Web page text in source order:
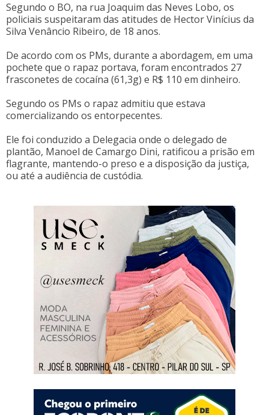
Segundo o BO, na rua Joaquim das Neves Lobo, os
policiais suspeitaram das atitudes de Hector Vinícius da
Silva Venâncio Ribeiro, de 18 anos.
De acordo com os PMs, durante a abordagem, em uma
pochete que o rapaz portava, foram encontrados 27
frasconetes de cocaína (61,3g) e R$ 110 em dinheiro.
Segundo os PMs o rapaz admitiu que estava
comercializando os entorpecentes.
Ele foi conduzido a Delegacia onde o delegado de
plantão, Manoel de Camargo Dini, ratificou a prisão em
flagrante, mantendo-o preso e a disposição da justiça,
ou até a audiência de custódia.